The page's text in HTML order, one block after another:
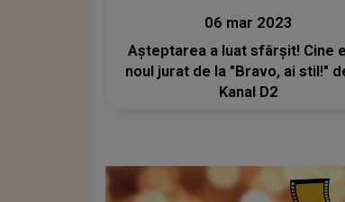
06 mar 2023
Așteptarea a luat sfârșit! Cine
noul jurat de la "Bravo, ai stil!"
Kanal D2